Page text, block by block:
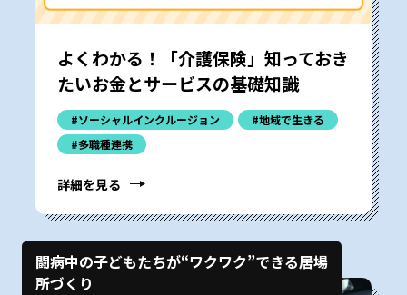
よくわかる！「介護保険」――知っておき
たいお金とサービスの基礎知識
#ソーシャルインクルージョン
#地域で生きる
#多職種連携
詳細を見る
闘病中の子どもたちが“ワクワク”できる居場
所づくり